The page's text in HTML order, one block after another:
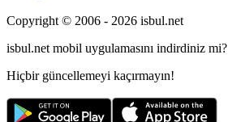
Copyright © 2006 - 2026 isbul.net
isbul.netmobil uygulamasını indirdiniz mi?
Hiçbir güncellemeyi kaçırmayın!